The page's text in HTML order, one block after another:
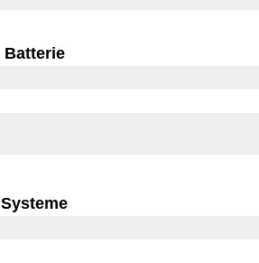
Batterie
Systeme